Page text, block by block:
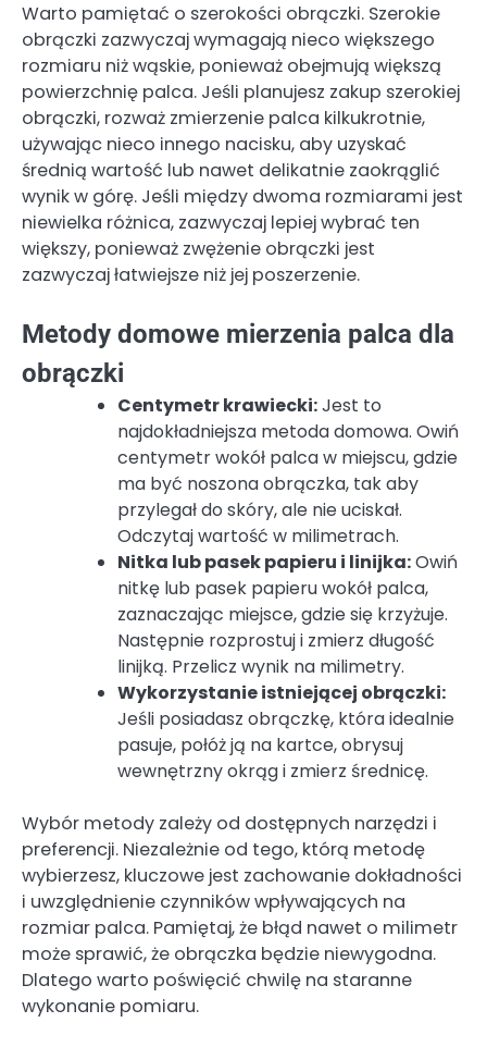
Warto pamiętać o szerokości obrączki. Szerokie
obrączki zazwyczaj wymagają nieco większego
rozmiaru niż wąskie, ponieważ obejmują większą
powierzchnię palca. Jeśli planujesz zakup szerokiej
obrączki, rozważ zmierzenie palca kilkukrotnie,
używając nieco innego nacisku, aby uzyskać
średnią wartość lub nawet delikatnie zaokrąglić
wynik w górę. Jeśli między dwoma rozmiarami jest
niewielka różnica, zazwyczaj lepiej wybrać ten
większy, ponieważ zwężenie obrączki jest
zazwyczaj łatwiejsze niż jej poszerzenie.
Metody domowe mierzenia palca dla
obrączki
Centymetr krawiecki:Jest to
najdokładniejsza metoda domowa. Owiń
centymetr wokół palca w miejscu, gdzie
ma być noszona obrączka, tak aby
przylegał do skóry, ale nie uciskał.
Odczytaj wartość w milimetrach.
Nitka lub pasek papieru i linijka:Owiń
nitkę lub pasek papieru wokół palca,
zaznaczając miejsce, gdzie się krzyżuje.
Następnie rozprostuj i zmierz długość
linijką. Przelicz wynik na milimetry.
Wykorzystanie istniejącej obrączki:
Jeśli posiadasz obrączkę, która idealnie
pasuje, połóż ją na kartce, obrysuj
wewnętrzny okrąg i zmierz średnicę.
Wybór metody zależy od dostępnych narzędzi i
preferencji. Niezależnie od tego, którą metodę
wybierzesz, kluczowe jest zachowanie dokładności
i uwzględnienie czynników wpływających na
rozmiar palca. Pamiętaj, że błąd nawet o milimetr
może sprawić, że obrączka będzie niewygodna.
Dlatego warto poświęcić chwilę na staranne
wykonanie pomiaru.